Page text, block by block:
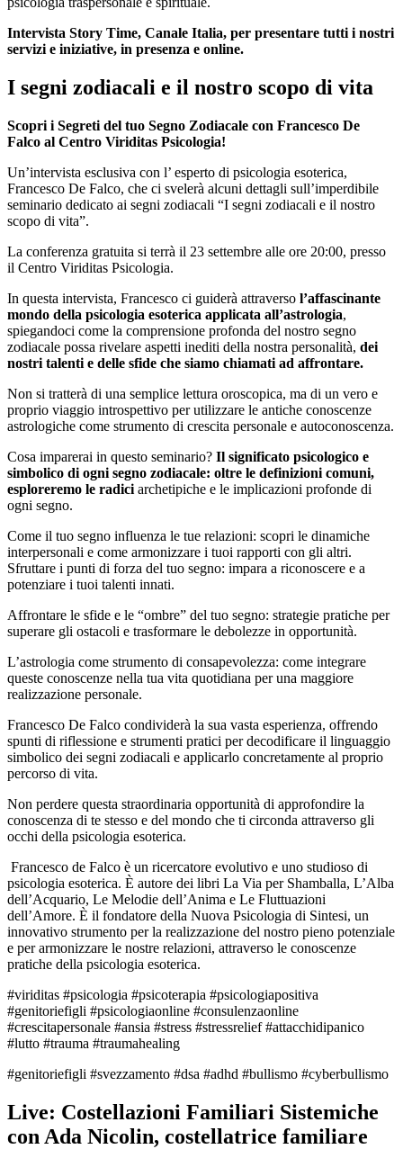
Intervista Story Time, Canale Italia, per presentare tutti i nostri
servizi e iniziative, in presenza e online.
I segni zodiacali e il nostro scopo di vita
​Scopri i Segreti del tuo Segno Zodiacale con Francesco De
Falco al Centro Viriditas Psicologia! ​
Un’intervista esclusiva con l’ esperto di psicologia esoterica,
Francesco De Falco, che ci svelerà alcuni dettagli sull’imperdibile
seminario dedicato ai segni zodiacali “I segni zodiacali e il nostro
scopo di vita”.
La conferenza gratuita si terrà il 23 settembre alle ore 20:00, presso
il Centro Viriditas Psicologia.
​In questa intervista, Francesco ci guiderà attraverso l’affascinante
mondo della psicologia esoterica applicata all’astrologia,
spiegandoci come la comprensione profonda del nostro segno
zodiacale possa rivelare aspetti inediti della nostra personalità, dei
nostri talenti e delle sfide che siamo chiamati ad affrontare.
Non si tratterà di una semplice lettura oroscopica, ma di un vero e
proprio viaggio introspettivo per utilizzare le antiche conoscenze
astrologiche come strumento di crescita personale e autoconoscenza.
​Cosa imparerai in questo seminario? ​Il significato psicologico e
simbolico di ogni segno zodiacale: oltre le definizioni comuni,
esploreremo le radici archetipiche e le implicazioni profonde di
ogni segno. ​
Come il tuo segno influenza le tue relazioni: scopri le dinamiche
interpersonali e come armonizzare i tuoi rapporti con gli altri. ​
Sfruttare i punti di forza del tuo segno: impara a riconoscere e a
potenziare i tuoi talenti innati. ​
Affrontare le sfide e le “ombre” del tuo segno: strategie pratiche per
superare gli ostacoli e trasformare le debolezze in opportunità.
​L’astrologia come strumento di consapevolezza: come integrare
queste conoscenze nella tua vita quotidiana per una maggiore
realizzazione personale. ​
Francesco De Falco condividerà la sua vasta esperienza, offrendo
spunti di riflessione e strumenti pratici per decodificare il linguaggio
simbolico dei segni zodiacali e applicarlo concretamente al proprio
percorso di vita. ​
Non perdere questa straordinaria opportunità di approfondire la
conoscenza di te stesso e del mondo che ti circonda attraverso gli
occhi della psicologia esoterica.
Francesco de Falco è un ricercatore evolutivo e uno studioso di
psicologia esoterica. È autore dei libri La Via per Shamballa, L’Alba
dell’Acquario, Le Melodie dell’Anima e Le Fluttuazioni
dell’Amore. È il fondatore della Nuova Psicologia di Sintesi, un
innovativo strumento per la realizzazione del nostro pieno potenziale
e per armonizzare le nostre relazioni, attraverso le conoscenze
pratiche della psicologia esoterica. ​
#viriditas #psicologia #psicoterapia #psicologiapositiva
#genitoriefigli #psicologiaonline #consulenzaonline
#crescitapersonale #ansia #stress #stressrelief #attacchidipanico
#lutto #trauma #traumahealing
#genitoriefigli #svezzamento #dsa #adhd #bullismo #cyberbullismo
Live: Costellazioni Familiari Sistemiche
con Ada Nicolin, costellatrice familiare